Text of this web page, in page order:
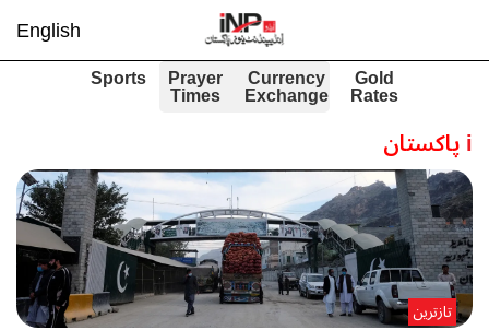
English
Gold
Rates
Currency
Exchange
Prayer
Times
Sports
iپاکستان
تازترین